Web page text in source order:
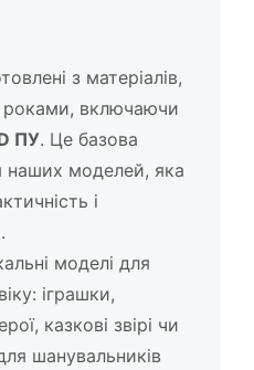
з матеріалів,
роками, включаючи
ПУ. Це базова
наших моделей, яка
і
моделі для
іграшки,
казкові звірі чи
шанувальників